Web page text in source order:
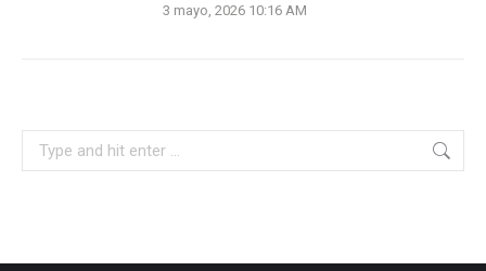
3 mayo, 2026 10:16 AM